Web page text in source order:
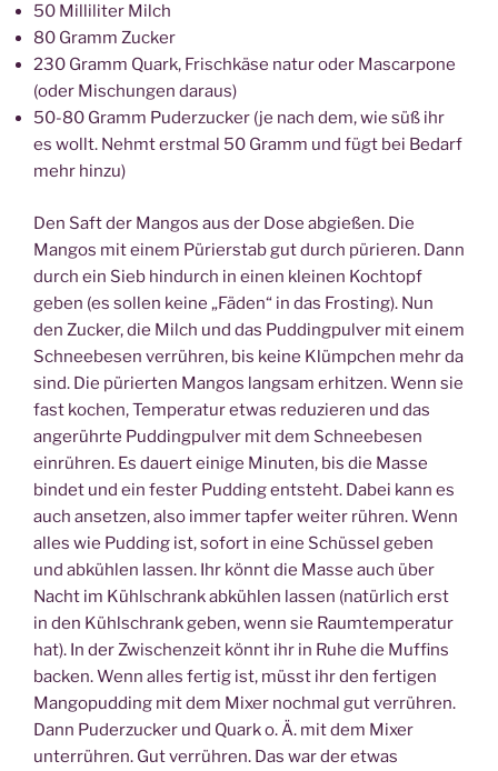
50 Milliliter Milch
80 Gramm Zucker
230 Gramm Quark, Frischkäse natur oder Mascarpone
(oder Mischungen daraus)
50-80 Gramm Puderzucker (je nach dem, wie süß ihr
es wollt. Nehmt erstmal 50 Gramm und fügt bei Bedarf
mehr hinzu)
Den Saft der Mangos aus der Dose abgießen. Die
Mangos mit einem Pürierstab gut durch pürieren. Dann
durch ein Sieb hindurch in einen kleinen Kochtopf
geben (es sollen keine „Fäden“ in das Frosting). Nun
den Zucker, die Milch und das Puddingpulver mit einem
Schneebesen verrühren, bis keine Klümpchen mehr da
sind. Die pürierten Mangos langsam erhitzen. Wenn sie
fast kochen, Temperatur etwas reduzieren und das
angerührte Puddingpulver mit dem Schneebesen
einrühren. Es dauert einige Minuten, bis die Masse
bindet und ein fester Pudding entsteht. Dabei kann es
auch ansetzen, also immer tapfer weiter rühren. Wenn
alles wie Pudding ist, sofort in eine Schüssel geben
und abkühlen lassen. Ihr könnt die Masse auch über
Nacht im Kühlschrank abkühlen lassen (natürlich erst
in den Kühlschrank geben, wenn sie Raumtemperatur
hat). In der Zwischenzeit könnt ihr in Ruhe die Muffins
backen. Wenn alles fertig ist, müsst ihr den fertigen
Mangopudding mit dem Mixer nochmal gut verrühren.
Dann Puderzucker und Quark o. Ä. mit dem Mixer
unterrühren. Gut verrühren. Das war der etwas